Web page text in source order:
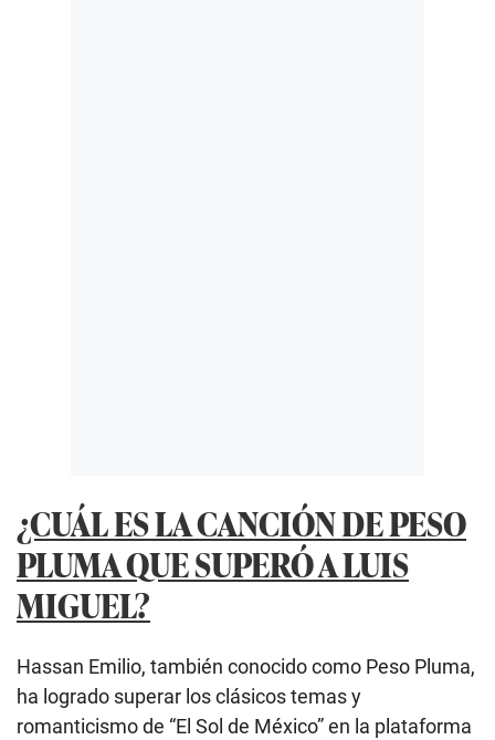
¿CUÁL ES LA CANCIÓN DE PESO
PLUMA QUE SUPERÓ A LUIS
MIGUEL?
Hassan Emilio, también conocido como Peso Pluma,
ha logrado superar los clásicos temas y
romanticismo de “El Sol de México” en la plataforma